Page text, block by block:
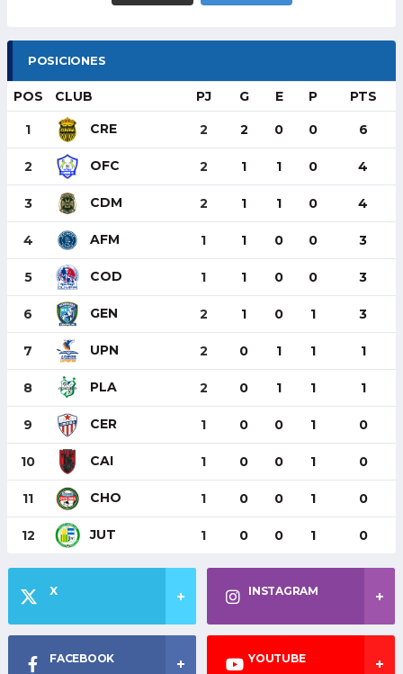
POSICIONES
POS CLUB PJ G E P PTS
1 CRE 2 2 0 0 6
2 OFC 2 1 1 0 4
3 CDM 2 1 1 0 4
4 AFM 1 1 0 0 3
5 COD 1 1 0 0 3
6 GEN 2 1 0 1 3
7 UPN 2 0 1 1 1
8 PLA 2 0 1 1 1
9 CER 1 0 0 1 0
10 CAI 1 0 0 1 0
11 CHO 1 0 0 1 0
12 JUT 1 0 0 1 0
X INSTAGRAM
FACEBOOK YOUTUBE